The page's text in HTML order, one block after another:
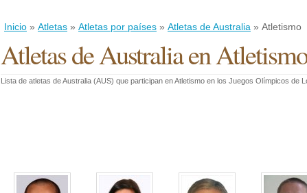
Inicio » Atletas » Atletas por países » Atletas de Australia » Atletismo
Atletas de Australia en Atletismo
Lista de atletas de Australia (AUS) que participan en Atletismo en los Juegos Olímpicos de